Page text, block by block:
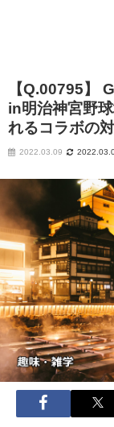
【Q.00795】
in明治神宮野
れるコラボの
2022.03.09